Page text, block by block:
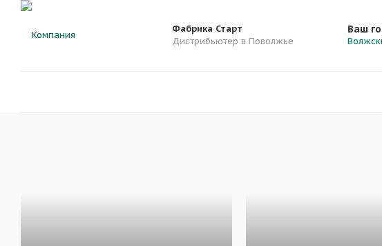
Фабрика Старт
Дистрибьютер в Поволжье
Ваш